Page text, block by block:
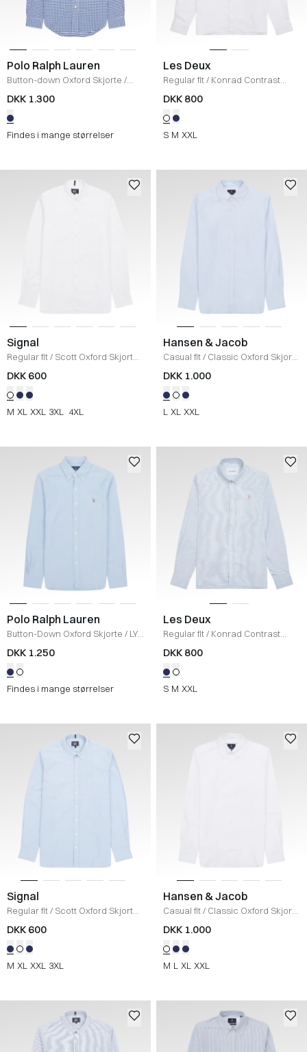
Polo Ralph Lauren
Button-down Oxford Skjorte /
BLÅ
DKK 1.300
Findes i mange størrelser
Les Deux
Regular fit/ Konrad Contrast
Oxford Skjorte
DKK 800
S M XXL
Signal
Regular fit/ Scott Oxford Skjorte
HVID
DKK 600
M XL XXL 3XL 4XL
Hansen & Jacob
Casual fit/ Classic Oxford Skjorte
/LIGHT BLUE
DKK 1.000
L XL XXL
Polo Ralph Lauren
Button-Down Oxford Skjorte / LYS
BLÅ
DKK 1.250
Findes i mange størrelser
Les Deux
Regular fit/ Konrad Contrast
Oxford Skjorte
DKK 800
S M XXL
Signal
Regular fit/ Scott Oxford Skjorte
LYS BLÅ
DKK 600
M XL XXL 3XL
Hansen & Jacob
Casual fit/ Classic Oxford Skjorte
/WHITE
DKK 1.000
M L XL XXL